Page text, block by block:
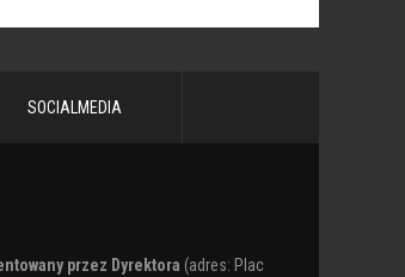
SOCIALMEDIA
przez Dyrektora (adres: Plac